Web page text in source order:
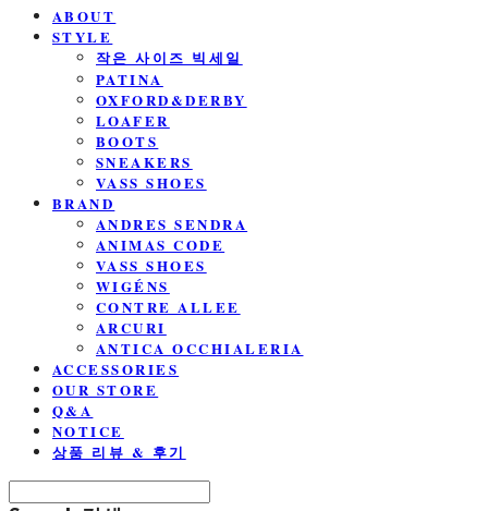
ABOUT
STYLE
작은 사이즈 빅세일
PATINA
OXFORD&DERBY
LOAFER
BOOTS
SNEAKERS
VASS SHOES
BRAND
ANDRES SENDRA
ANIMAS CODE
VASS SHOES
WIGÉNS
CONTRE ALLEE
ARCURI
ANTICA OCCHIALERIA
ACCESSORIES
OUR STORE
Q&A
NOTICE
상품 리뷰 & 후기